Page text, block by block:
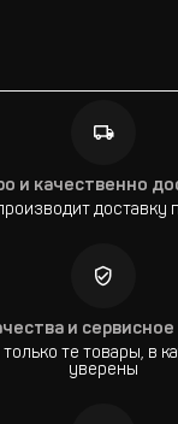
и качественно
доставку
и
те товары, в
уверены